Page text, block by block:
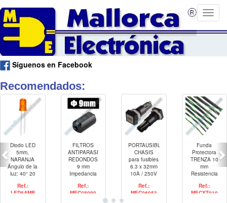
Síguenos en Facebook
Recomendados:
Diodo LED
5mm,
NARANJA
Ángulo de la
luz: 40° 20
2 -2,8 V
Ref.:
LED5AMB
FILTROS
ANTIPARASITOS
REDONDOS
9 mm
Impedancia
25MHz
105W /
Ref.:
MEC08090
PORTAUSIBLES
CHASIS
para fusibles
6.3 x 32mm
10A / 250V
Ref.:
MEC06053
Funda
Protectora
TRENZA 10
mm
Resistencia
temperatura:
-50 °C ~ +
Ref.:
MECXT010